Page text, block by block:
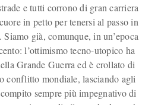
e tutti corrono di gran carriera
in petto per tenersi al passo in
già, comunque, in un’epoca
l’ottimismo tecno-utopico ha
Grande Guerra ed è crollato di
conflitto mondiale, lasciando agli
sempre più impegnativo di